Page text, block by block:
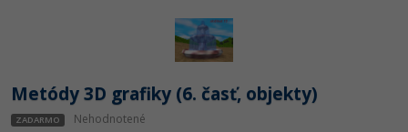
Metódy 3D grafiky (6. časť, objekty)
ZADARMO Nehodnotené